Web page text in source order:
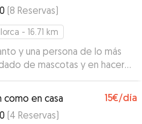
(8 Reservas)
- 16.71 km
y una persona de lo más
de mascotas y en hacer
los dueños se sientan muy
con la estancia en su casa. El
tanto interior como
y Ragnar, su perro, muy
como en casa 15€/día
(4 Reservas)